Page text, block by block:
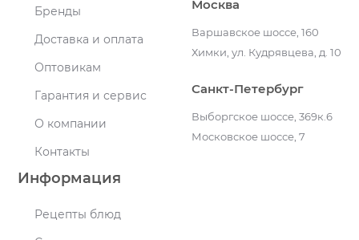
Бренды
Доставка и оплата
Оптовикам
Гарантия и сервис
О компании
Контакты
Информация
Рецепты блюд
Москва
Варшавское шоссе, 160
Химки, ул. Кудрявцева, д. 10
Санкт-Петербург
Выборгское шоссе, 369к.6
Московское шоссе, 7